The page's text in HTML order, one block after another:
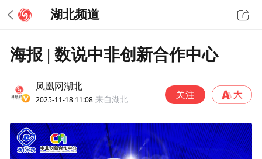
湖北频道
海报 | 数说中非创新合作中心
凤凰网湖北
2025-11-18 11:08 来自湖北